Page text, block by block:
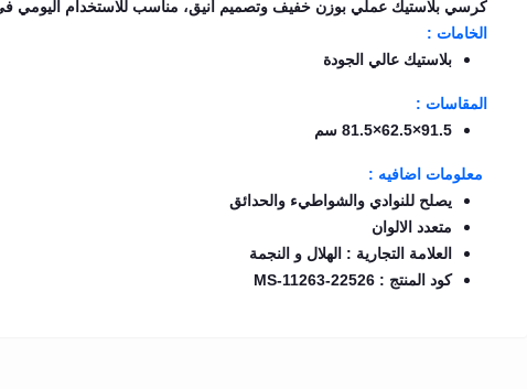
كرسي بلاستيك عملي بوزن خفيف وتصميم أنيق، مناسب للاستخدام اليومي
الخامات :
بلاستيك عالي الجودة
المقاسات :
91.5×62.5×81.5 سم
معلومات اضافيه :
يصلح للنوادي والشواطيء والحدائق
متعدد الالوان
العلامة التجارية : الهلال و النجمة
كود المنتج : MS-11263-22526